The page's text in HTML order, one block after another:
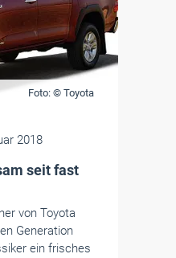
Foto: © Toyota
2018
seit fast
von Toyota
Generation
ein frisches